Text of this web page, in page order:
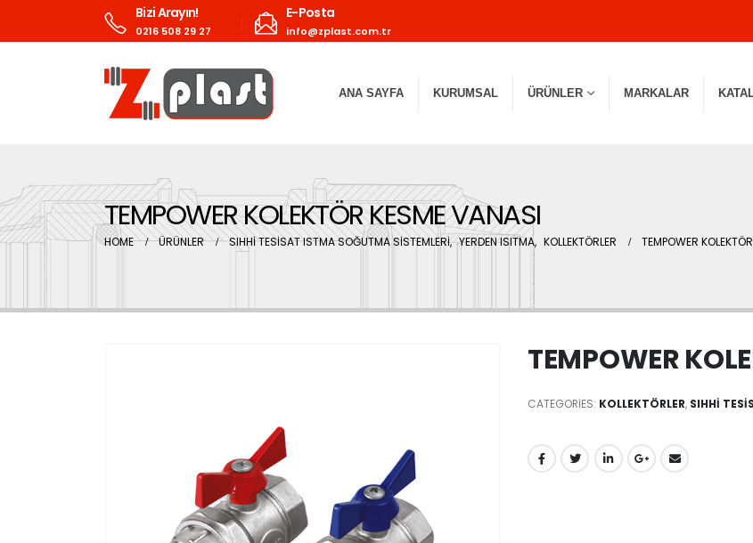
Bizi Arayın!
0216 508 29 27
E-Posta
info@zplast.com.tr
ANA SAYFA KURUMSAL ÜRÜNLER MARKALAR
TEMPOWER KOLEKTÖR KESME VANASI
HOME ÜRÜNLER SIHHİ TESİSAT ISTMA SOĞUTMA SİSTEMLERİ, YERDEN ISITMA, KOLLEKTÖRLER TEMPOWER
TEMPOWER
CATEGORIES: KOLLEKTÖRLER, SIHHİ